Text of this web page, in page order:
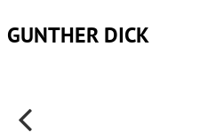
GUNTHER DICK